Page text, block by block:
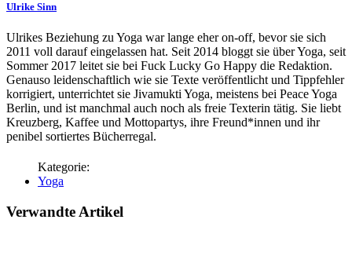
Ulrike Sinn
Ulrikes Beziehung zu Yoga war lange eher on-off, bevor sie sich
2011 voll darauf eingelassen hat. Seit 2014 bloggt sie über Yoga, seit
Sommer 2017 leitet sie bei Fuck Lucky Go Happy die Redaktion.
Genauso leidenschaftlich wie sie Texte veröffentlicht und Tippfehler
korrigiert, unterrichtet sie Jivamukti Yoga, meistens bei Peace Yoga
Berlin, und ist manchmal auch noch als freie Texterin tätig. Sie liebt
Kreuzberg, Kaffee und Mottopartys, ihre Freund*innen und ihr
penibel sortiertes Bücherregal.
Yoga
Verwandte Artikel